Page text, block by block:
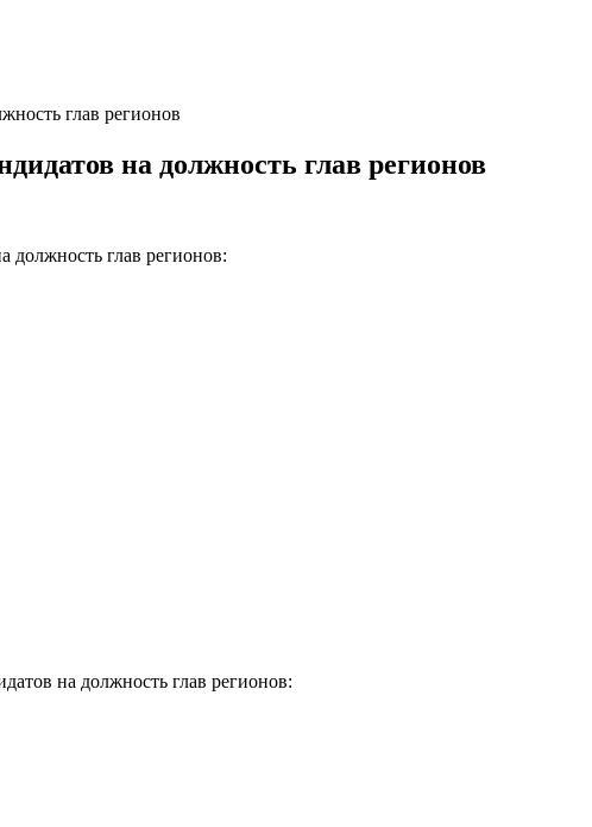
глав регионов
на должность глав регионов
должность глав регионов:
на должность глав регионов: